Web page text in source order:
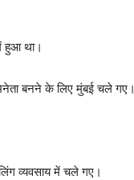
हुआ था।
बनने के लिए मुंबई चले गए।
व्यवसाय में चले गए।